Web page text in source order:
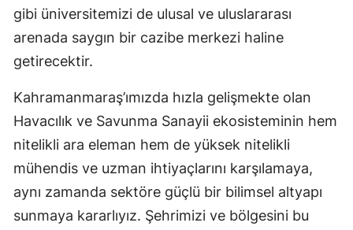
gibi üniversitemizi de ulusal ve uluslararası
arenada saygın bir cazibe merkezi haline
getirecektir.
Kahramanmaraş’ımızda hızla gelişmekte olan
Havacılık ve Savunma Sanayii ekosisteminin hem
nitelikli ara eleman hem de yüksek nitelikli
mühendis ve uzman ihtiyaçlarını karşılamaya,
aynı zamanda sektöre güçlü bir bilimsel altyapı
sunmaya kararlıyız. Şehrimizi ve bölgesini bu